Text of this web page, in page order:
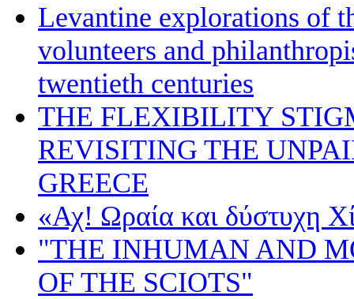
Levantine explorations of
volunteers and
twentieth centuries
THE FLEXIBILITY
REVISITING THE
GREECE
«Αχ! Ωραία και δύστυχη
"THE INHUMAN AND
OF THE SCIOTS"